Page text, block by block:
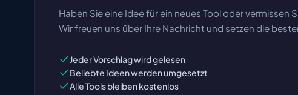
Haben Sie eine Idee für ein neues Tool oder vermissen
Wir freuen uns über Ihre Nachricht und setzen die
Jeder Vorschlag wird gelesen
Beliebte Ideen werden umgesetzt
Alle Tools bleiben kostenlos